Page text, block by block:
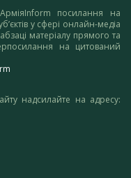
посилання на
у сфері онлайн-медіа
матеріалу прямого та
на цитований
надсилайте на адресу: